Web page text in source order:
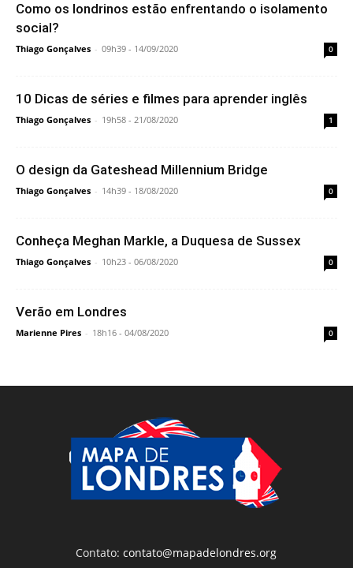
Como os londrinos estão enfrentando o isolamento
social?
Thiago Gonçalves - 09h39 - 14/09/2020 0
10 Dicas de séries e filmes para aprender inglês
Thiago Gonçalves - 19h58 - 21/08/2020 1
O design da Gateshead Millennium Bridge
Thiago Gonçalves - 14h39 - 18/08/2020 0
Conheça Meghan Markle, a Duquesa de Sussex
Thiago Gonçalves - 10h23 - 06/08/2020 0
Verão em Londres
Marienne Pires - 18h16 - 04/08/2020 0
Contato:contato@mapadelondres.org